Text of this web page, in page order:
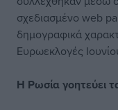
σχεδιασμένο web
δημογραφικά
Ευρωεκλογές
Η Ρωσία γοητεύει